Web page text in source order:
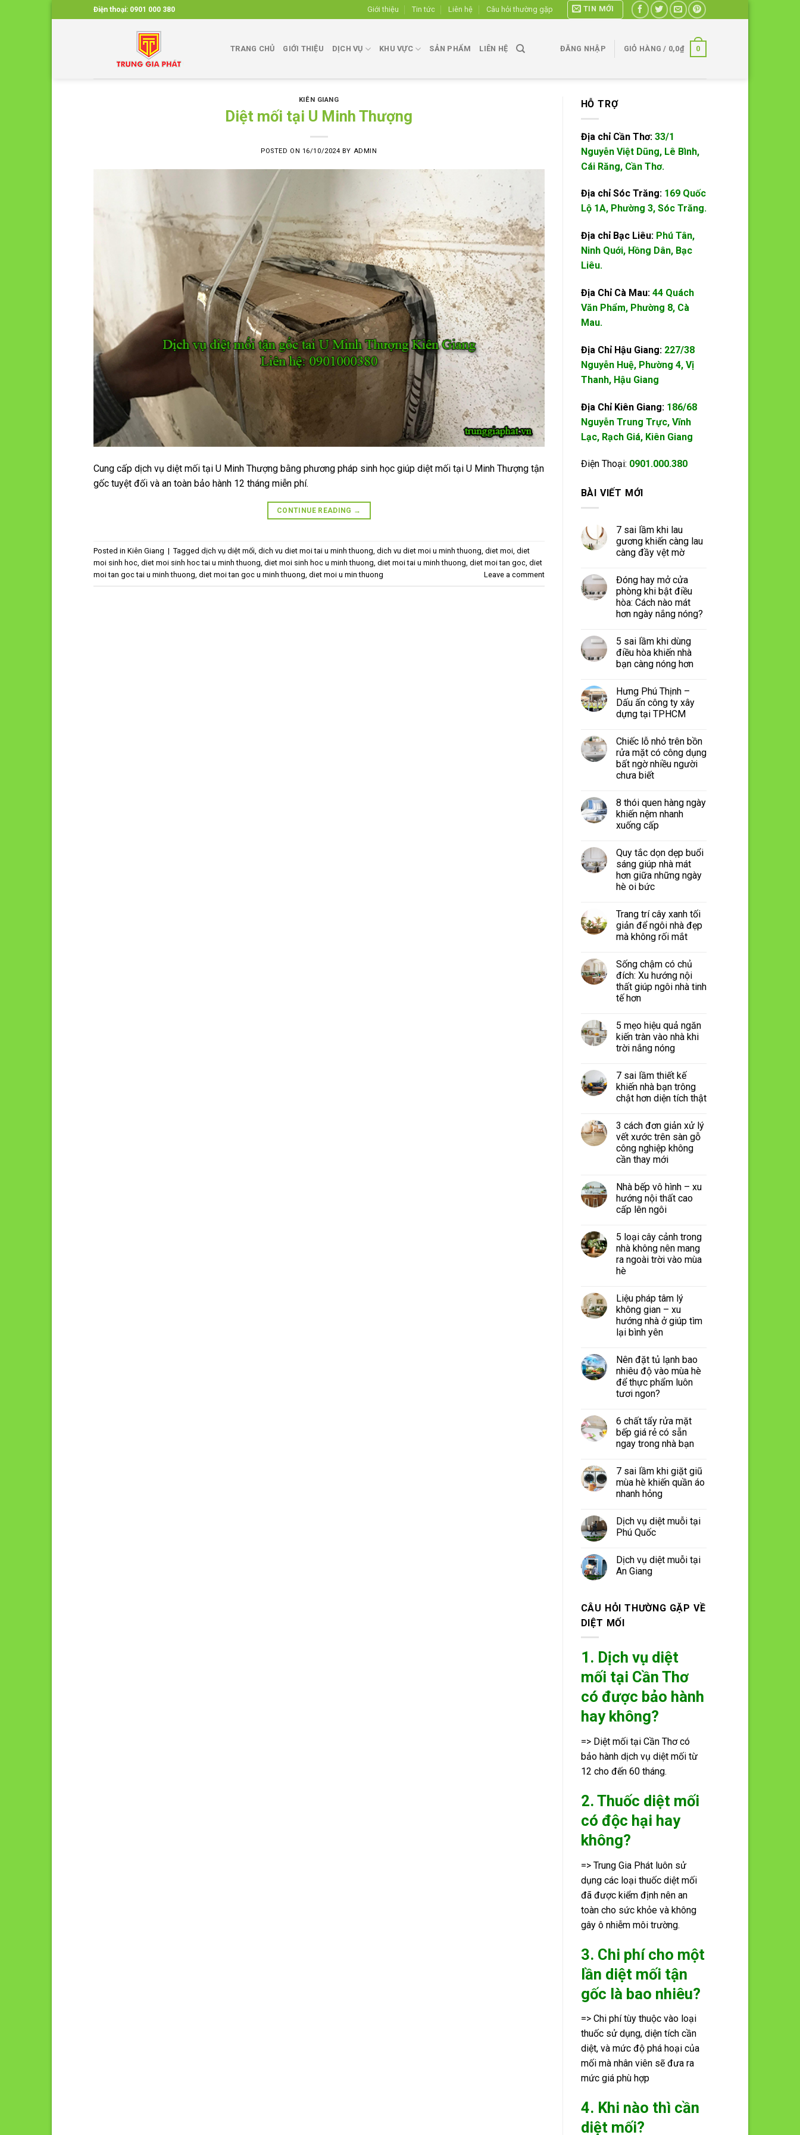
to
Điện thoại: 0901 000 380 Giới thiệu Tin tức Liên hệ Câu hỏi thường gặp TIN MỚI
TRANG CHỦ GIỚI THIỆU DỊCH VỤ KHU VỰC SẢN PHẨM LIÊN HỆ ĐĂNG NHẬP GIỎ HÀNG / 0,0₫ 0
KIÊN GIANG
Diệt mối tại U Minh Thượng
POSTED ON 16/10/2024 BY ADMIN
Cung cấp dịch vụ diệt mối tại U Minh Thượng bằng phương pháp sinh học giúp diệt mối tại U Minh Thượng tận
gốc tuyệt đối và an toàn bảo hành 12 tháng miễn phí.
CONTINUE READING →
Posted in Kiên Giang | Tagged dịch vụ diệt mối, dich vu diet moi tai u minh thuong, dich vu diet moi u minh thuong, diet moi, diet
moi sinh hoc, diet moi sinh hoc tai u minh thuong, diet moi sinh hoc u minh thuong, diet moi tai u minh thuong, diet moi tan goc, diet
moi tan goc tai u minh thuong, diet moi tan goc u minh thuong, diet moi u min thuong Leave a comment
HỖ TRỢ
Địa chỉ Cần Thơ: 33/1
Nguyễn Việt Dũng, Lê Bình,
Cái Răng, Cần Thơ.
Địa chỉ Sóc Trăng: 169 Quốc
Lộ 1A, Phường 3, Sóc Trăng.
Địa chỉ Bạc Liêu: Phú Tân,
Ninh Quới, Hồng Dân, Bạc
Liêu.
Địa Chỉ Cà Mau: 44 Quách
Văn Phẩm, Phường 8, Cà
Mau.
Địa Chỉ Hậu Giang: 227/38
Nguyễn Huệ, Phường 4, Vị
Thanh, Hậu Giang
Địa Chỉ Kiên Giang: 186/68
Nguyễn Trung Trực, Vĩnh
Lạc, Rạch Giá, Kiên Giang
Điện Thoại: 0901.000.380
BÀI VIẾT MỚI
7 sai lầm khi lau
gương khiến càng lau
càng đầy vệt mờ
Đóng hay mở cửa
phòng khi bật điều
hòa: Cách nào mát
hơn ngày nắng nóng?
5 sai lầm khi dùng
điều hòa khiến nhà
bạn càng nóng hơn
Hưng Phú Thịnh –
Dấu ấn công ty xây
dựng tại TPHCM
Chiếc lỗ nhỏ trên bồn
rửa mặt có công dụng
bất ngờ nhiều người
chưa biết
8 thói quen hàng ngày
khiến nệm nhanh
xuống cấp
Quy tắc dọn dẹp buổi
sáng giúp nhà mát
hơn giữa những ngày
hè oi bức
Trang trí cây xanh tối
giản để ngôi nhà đẹp
mà không rối mắt
Sống chậm có chủ
đích: Xu hướng nội
thất giúp ngôi nhà tinh
tế hơn
5 mẹo hiệu quả ngăn
kiến tràn vào nhà khi
trời nắng nóng
7 sai lầm thiết kế
khiến nhà bạn trông
chật hơn diện tích thật
3 cách đơn giản xử lý
vết xước trên sàn gỗ
công nghiệp không
cần thay mới
Nhà bếp vô hình – xu
hướng nội thất cao
cấp lên ngôi
5 loại cây cảnh trong
nhà không nên mang
ra ngoài trời vào mùa
hè
Liệu pháp tâm lý
không gian – xu
hướng nhà ở giúp tìm
lại bình yên
Nên đặt tủ lạnh bao
nhiêu độ vào mùa hè
để thực phẩm luôn
tươi ngon?
6 chất tẩy rửa mặt
bếp giá rẻ có sẵn
ngay trong nhà bạn
7 sai lầm khi giặt giũ
mùa hè khiến quần áo
nhanh hỏng
Dịch vụ diệt muỗi tại
Phú Quốc
Dịch vụ diệt muỗi tại
An Giang
CÂU HỎI THƯỜNG GẶP VỀ
DIỆT MỐI
1. Dịch vụ diệt
mối tại Cần Thơ
có được bảo hành
hay không?
=> Diệt mối tại Cần Thơ có
bảo hành dịch vụ diệt mối từ
12 cho đến 60 tháng.
2. Thuốc diệt mối
có độc hại hay
không?
=> Trung Gia Phát luôn sử
dụng các loại thuốc diệt mối
đã được kiểm định nên an
toàn cho sức khỏe và không
gây ô nhiễm môi trường.
3. Chi phí cho một
lần diệt mối tận
gốc là bao nhiêu?
=> Chi phí tùy thuộc vào loại
thuốc sử dụng, diện tích cần
diệt, và mức độ phá hoại của
mối mà nhân viên sẽ đưa ra
mức giá phù hợp
4. Khi nào thì cần
diệt mối?